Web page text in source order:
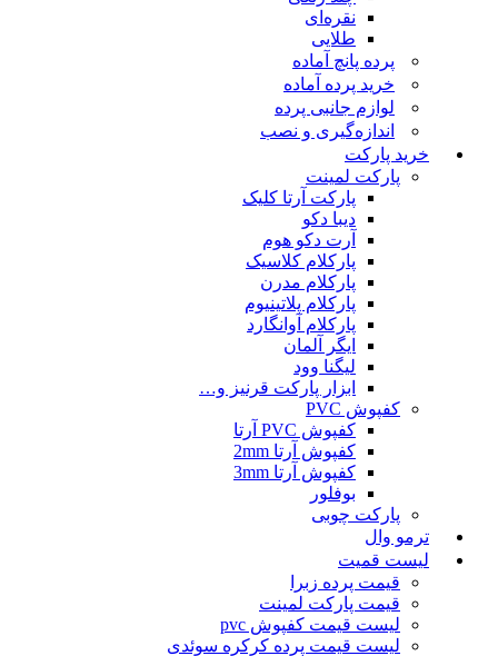
نقره‌ای
طلایی
پرده پانچ آماده
خرید پرده آماده
لوازم جانبی پرده
اندازه‌گیری و نصب
خرید پارکت
پارکت لمینت
پارکت آرتا کلیک
دیبا دکو
آرت دکو هوم
پارکلام کلاسیک
پارکلام مدرن
پارکلام پلاتینیوم
پارکلام آوانگارد
ایگر آلمان
لیگنا وود
ابزار پارکت قرنیز و…
کفپوش PVC
کفپوش PVC آرتا
کفپوش آرتا 2mm
کفپوش آرتا 3mm
بوفلور
پارکت چوبی
ترمو وال
لیست قمیت
قیمت پرده زبرا
قیمت پارکت لمینت
لیست قیمت کفپوش pvc
لیست قیمت پرده کرکره سوئدی